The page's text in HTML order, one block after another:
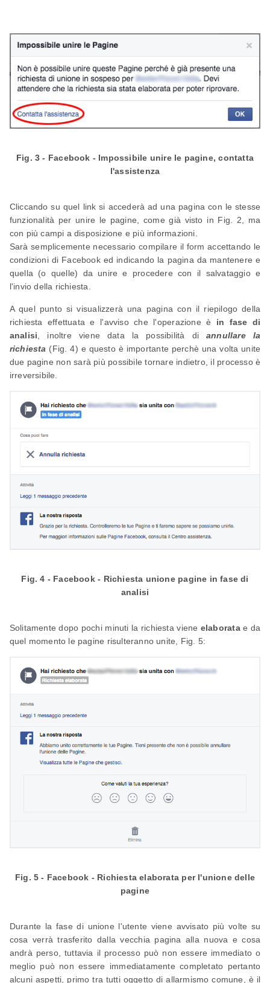
Fig. 3 - Facebook - Impossibile unire le pagine, contatta
l'assistenza
Cliccando su quel link si accederà ad una pagina con le stesse
funzionalità per unire le pagine, come già visto in Fig. 2, ma
con più campi a disposizione e più informazioni.
Sarà semplicemente necessario compilare il form accettando le
condizioni di Facebook ed indicando la pagina da mantenere e
quella (o quelle) da unire e procedere con il salvataggio e
l'invio della richiesta.
A quel punto si visualizzerà una pagina con il riepilogo della
richiesta effettuata e l'avviso che l'operazione è in fase di
analisi, inoltre viene data la possibilità di annullare la
richiesta (Fig. 4) e questo è importante perchè una volta unite
due pagine non sarà più possibile tornare indietro, il processo è
irreversibile.
Fig. 4 - Facebook - Richiesta unione pagine in fase di
analisi
Solitamente dopo pochi minuti la richiesta viene elaboratae da
quel momento le pagine risulteranno unite, Fig. 5:
Fig. 5 - Facebook - Richiesta elaborata per l'unione delle
pagine
Durante la fase di unione l'utente viene avvisato più volte su
cosa verrà trasferito dalla vecchia pagina alla nuova e cosa
andrà perso, tuttavia il processo può non essere immediato o
meglio può non essere immediatamente completato pertanto
alcuni aspetti, primo tra tutti oggetto di allarmismo comune, è il